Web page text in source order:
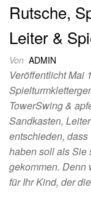
Rutsche,
Leiter &
Von ADMIN
Veröffentlicht Mai
TowerSwing &
Sandkasten,
entschieden,
haben soll als Sie
gekommen. Denn
für Ihr Kind, der